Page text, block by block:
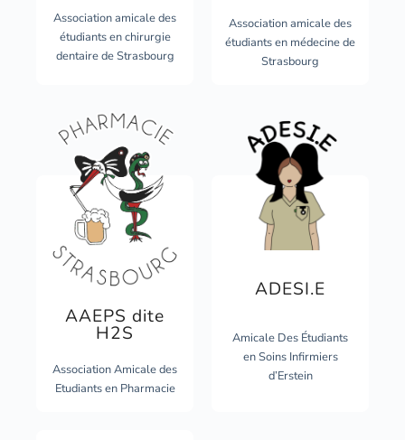
Association amicale des
étudiants en chirurgie
dentaire de Strasbourg
Association amicale des
étudiants en médecine de
Strasbourg
AAEPS dite
H2S
Association Amicale des
Etudiants en Pharmacie
ADESI.E
Amicale Des Étudiants
en Soins Infirmiers
d’Erstein